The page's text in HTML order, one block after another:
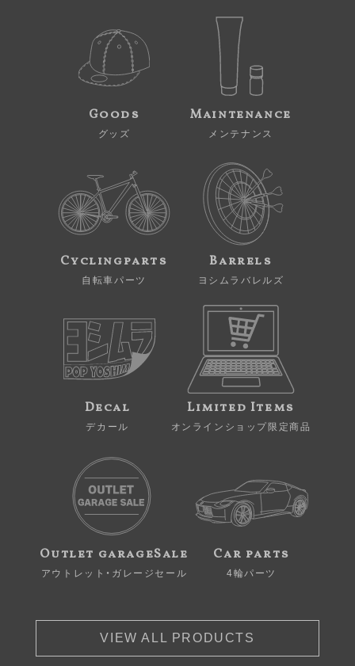
Goods
グッズ
Maintenance
メンテナンス
Cyclingparts
自転車パーツ
Barrels
ヨシムラバレルズ
Decal
デカール
Limited Items
オンラインショップ限定商品
Outlet garageSale
アウトレット・ガレージセール
Car parts
4輪パーツ
VIEW ALL PRODUCTS